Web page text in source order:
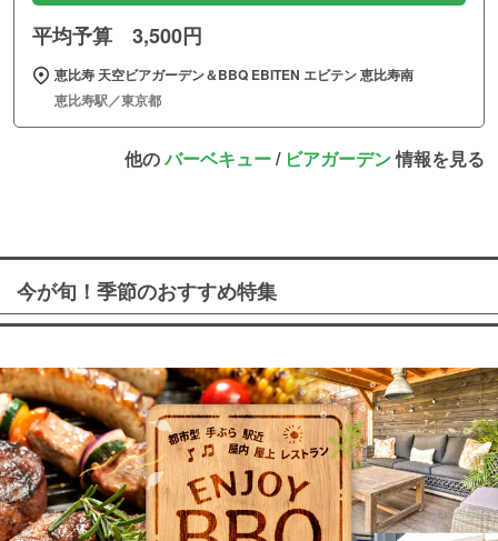
平均予算 3,500円
恵比寿 天空ビアガーデン＆BBQ EBITEN エビテン 恵比寿南
恵比寿駅／東京都
他のバーベキュー/ ビアガーデン情報を見る
今が旬！季節のおすすめ特集